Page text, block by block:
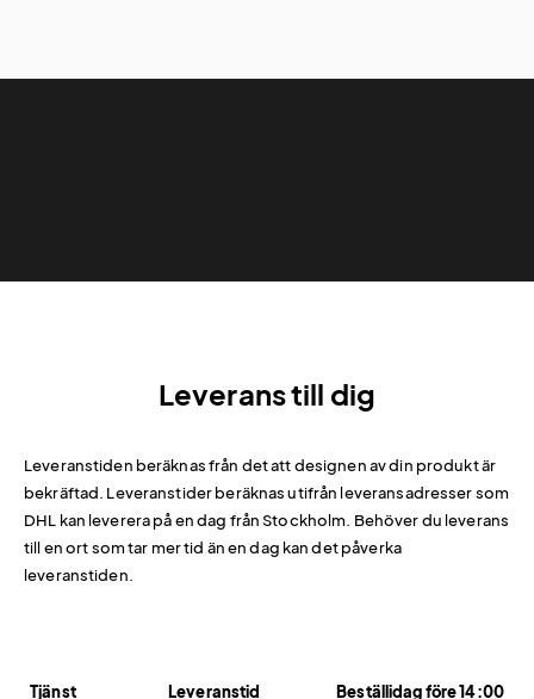
Leverans till dig
Leveranstiden beräknas från det att designen av din produkt är
bekräftad. Leveranstider beräknas utifrån leveransadresser som
DHL kan leverera på en dag från Stockholm. Behöver du leverans
till en ort som tar mer tid än en dag kan det påverka
leveranstiden.
Tjänst Leveranstid Beställidag före 14:00